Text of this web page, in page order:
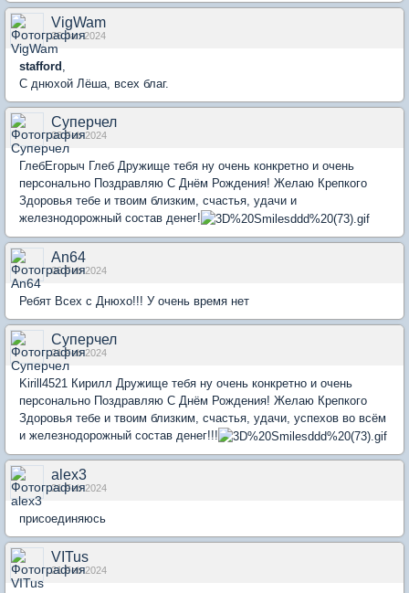
VigWam
26 Jan 2024
stafford ,
С днюхой Лёша, всех благ.
Суперчел
03 Feb 2024
ГлебЕгорыч Глеб Дружище тебя ну очень конкретно и очень
персонально Поздравляю С Днём Рождения! Желаю Крепкого
Здоровья тебе и твоим близким, счастья, удачи и
железнодорожный состав денег!
An64
06 Feb 2024
Ребят Всех с Днюхо!!! У очень время нет
Суперчел
21 Feb 2024
Kirill4521 Кирилл Дружище тебя ну очень конкретно и очень
персонально Поздравляю С Днём Рождения! Желаю Крепкого
Здоровья тебе и твоим близким, счастья, удачи, успехов во всём
и железнодорожный состав денег!!!
alex3
21 Feb 2024
присоединяюсь
VITus
21 Feb 2024